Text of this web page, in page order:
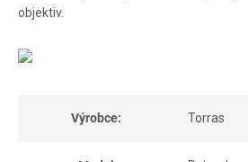
objektiv.
Výrobce: Torras